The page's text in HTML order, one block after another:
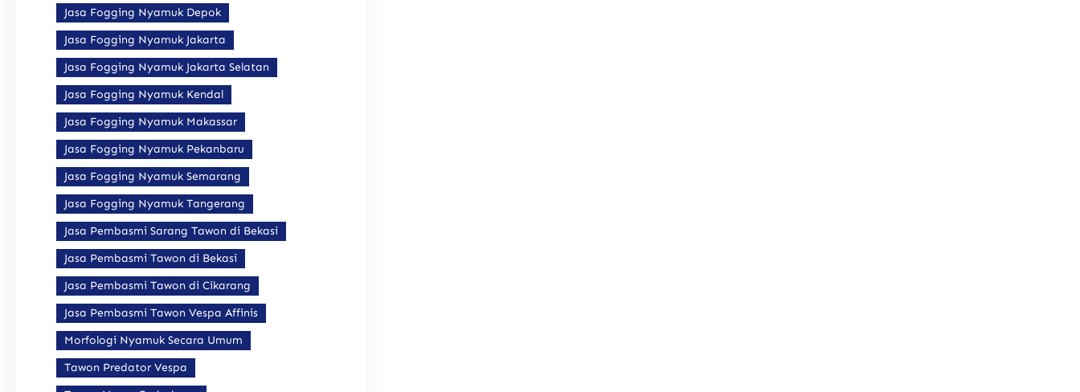
Jasa Fogging Nyamuk Depok
Jasa Fogging Nyamuk Jakarta
Jasa Fogging Nyamuk Jakarta Selatan
Jasa Fogging Nyamuk Kendal
Jasa Fogging Nyamuk Makassar
Jasa Fogging Nyamuk Pekanbaru
Jasa Fogging Nyamuk Semarang
Jasa Fogging Nyamuk Tangerang
Jasa Pembasmi Sarang Tawon di Bekasi
Jasa Pembasmi Tawon di Bekasi
Jasa Pembasmi Tawon di Cikarang
Jasa Pembasmi Tawon Vespa Affinis
Morfologi Nyamuk Secara Umum
Tawon Predator Vespa